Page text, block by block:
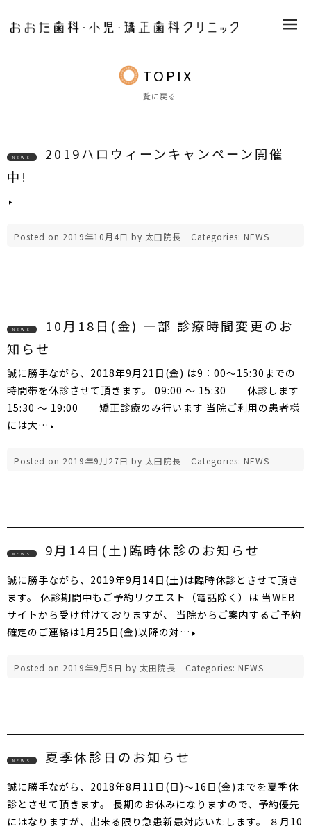
TOPIX
一覧に戻る
NEWS
2019ハロウィーンキャンペーン開催
中!
Posted on 2019年10月4日 by 太田院長 Categories: NEWS
NEWS
10月18日(金) 一部 診療時間変更のお
知らせ
誠に勝手ながら、2018年9月21日(金) は9：00～15:30までの
時間帯を休診させて頂きます。 09:00 ～ 15:30 休診します
15:30 ～ 19:00 矯正診療のみ行います 当院ご利用の患者様
には大…
Posted on 2019年9月27日 by 太田院長 Categories: NEWS
NEWS 9月14日(土)臨時休診のお知らせ
誠に勝手ながら、2019年9月14日(土)は臨時休診とさせて頂き
ます。 休診期間中もご予約リクエスト（電話除く）は 当WEB
サイトから受け付けておりますが、 当院からご案内するご予約
確定のご連絡は1月25日(金)以降の対…
Posted on 2019年9月5日 by 太田院長 Categories: NEWS
NEWS 夏季休診日のお知らせ
誠に勝手ながら、2018年8月11日(日)～16日(金)までを夏季休
診とさせて頂きます。 長期のお休みになりますので、予約優先
にはなりますが、出来る限り急患新患対応いたします。 ８月10